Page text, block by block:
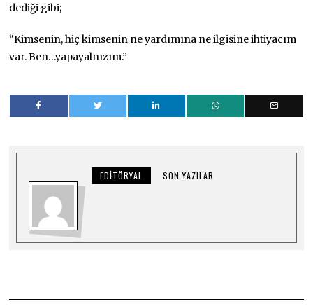
dediği gibi;
“Kimsenin, hiç kimsenin ne yardımına ne ilgisine ihtiyacım
var. Ben…yapayalnızım.”
EDITÖRYAL SON YAZILAR